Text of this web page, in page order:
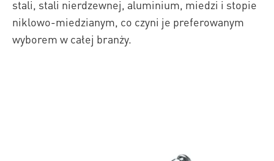
stali, stali nierdzewnej, aluminium, miedzi i stopie
niklowo-miedzianym, co czyni je preferowanym
wyborem w całej branży.